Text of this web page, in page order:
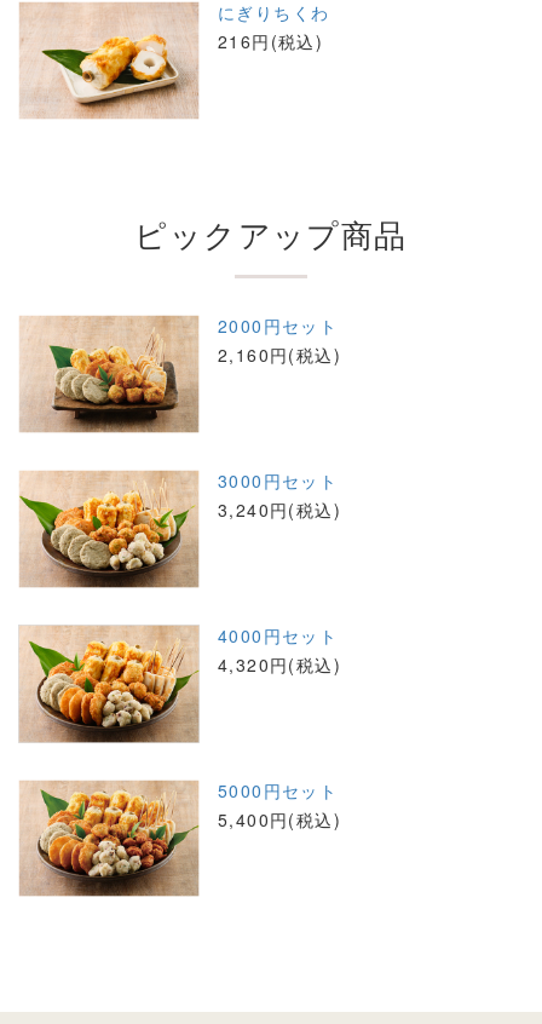
にぎりちくわ
216円(税込)
ピックアップ商品
2000円セット
2,160円(税込)
3000円セット
3,240円(税込)
4000円セット
4,320円(税込)
5000円セット
5,400円(税込)